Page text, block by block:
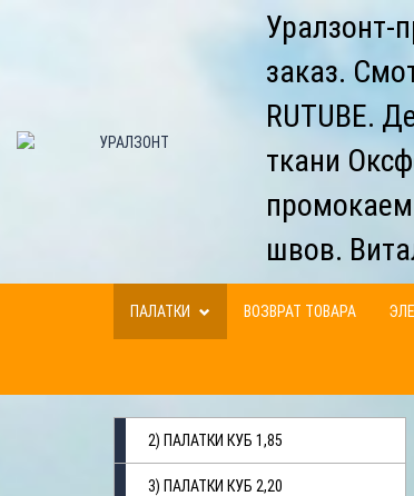
Уралзонт-
заказ.
RUTUBE.
ткани
швов.
ПАЛАТКИ ВОЗВРАТ ТОВАРА
2) ПАЛАТКИ КУБ 1,85
3) ПАЛАТКИ КУБ 2,20